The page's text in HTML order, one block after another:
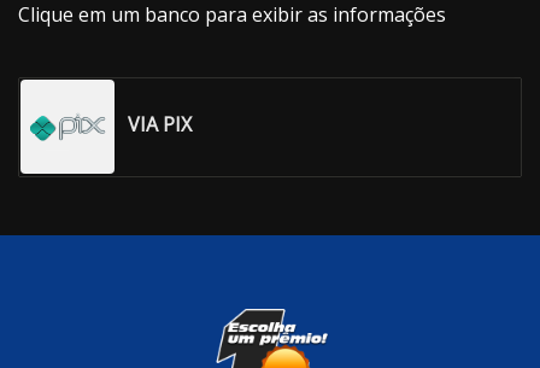
Clique em um banco para exibir as informações
VIA PIX